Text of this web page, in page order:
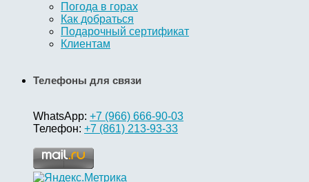
Погода в горах
Как добраться
Подарочный сертификат
Клиентам
Телефоны для связи
WhatsApp: +7 (966) 666-90-03
Телефон: +7 (861) 213-93-33